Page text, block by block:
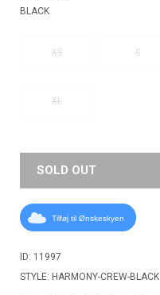
BLACK
XS S
XL
SOLD OUT
Tilføj til Ønskeskyen
ID: 11997
STYLE: HARMONY-CREW-BLACK